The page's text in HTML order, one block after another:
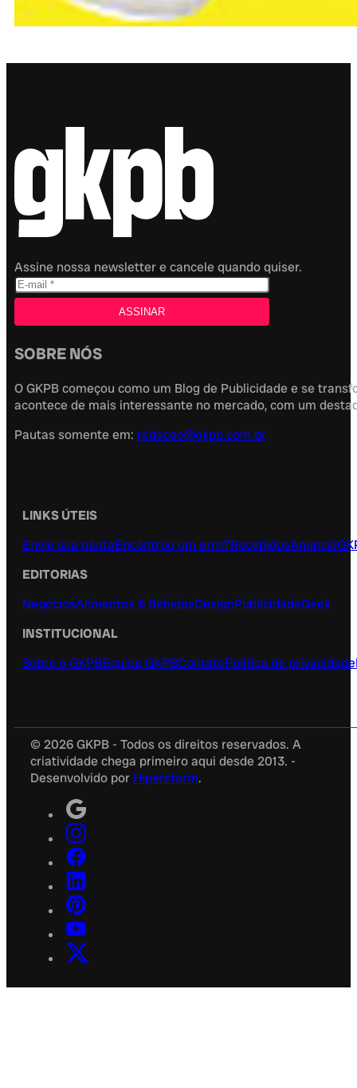
Assine nossa newsletter e cancele quando quiser.
SOBRE NÓS
O GKPB começou como um Blog de Publicidade e se
acontece de mais interessante no mercado, com um
Pautas somente em: redacao@gkpb.com.br
LINKS ÚTEIS
Envie sua pautaEncontrou um erro?RecebidosAnuncie
EDITORIAS
NegóciosAlimentos & BebidasDesignPublicidadeGeek
INSTITUCIONAL
Sobre o GKPBEquipe GKPBContatoPolítica de privacidade
© 2026 GKPB - Todos os direitos reservados. A
criatividade chega primeiro aqui desde 2013. -
Desenvolvido por Hiperstorm.